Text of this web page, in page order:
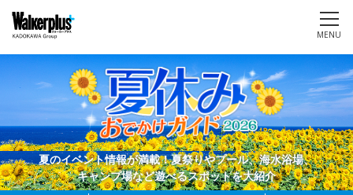
MENU
夏のイベント情報が満載！夏祭りやプール、海水浴場、
キャンプ場など遊べるスポットを大紹介